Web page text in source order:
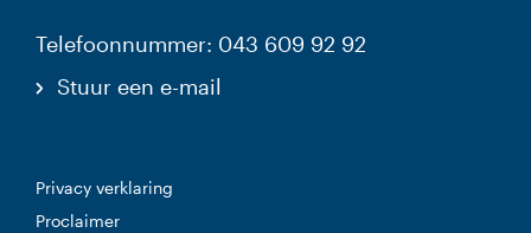
Telefoonnummer: 043 609 92 92
Stuur een e-mail
Privacy verklaring
Proclaimer